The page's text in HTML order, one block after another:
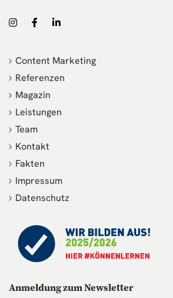
Content Marketing
Referenzen
Magazin
Leistungen
Team
Kontakt
Fakten
Impressum
Datenschutz
Anmeldung zum Newsletter